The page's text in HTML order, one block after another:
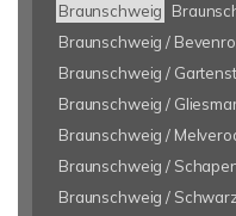
Braunschweig
Braunschweig /
Braunschweig /
Braunschweig /
Braunschweig /
Braunschweig /
Braunschweig /